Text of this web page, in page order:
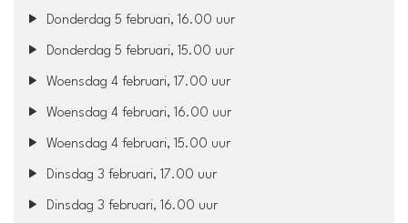
Donderdag 5 februari, 16.00 uur
Donderdag 5 februari, 15.00 uur
Woensdag 4 februari, 17.00 uur
Woensdag 4 februari, 16.00 uur
Woensdag 4 februari, 15.00 uur
Dinsdag 3 februari, 17.00 uur
Dinsdag 3 februari, 16.00 uur